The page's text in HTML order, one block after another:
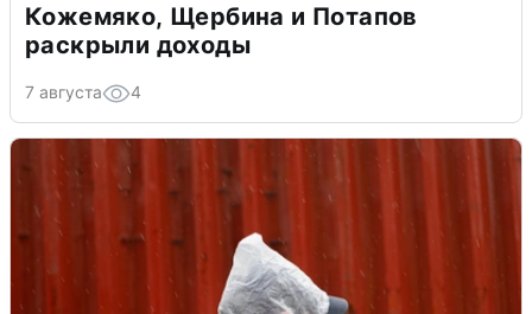
Кожемяко, Щербина и Потапов
раскрыли доходы
7 августа 4